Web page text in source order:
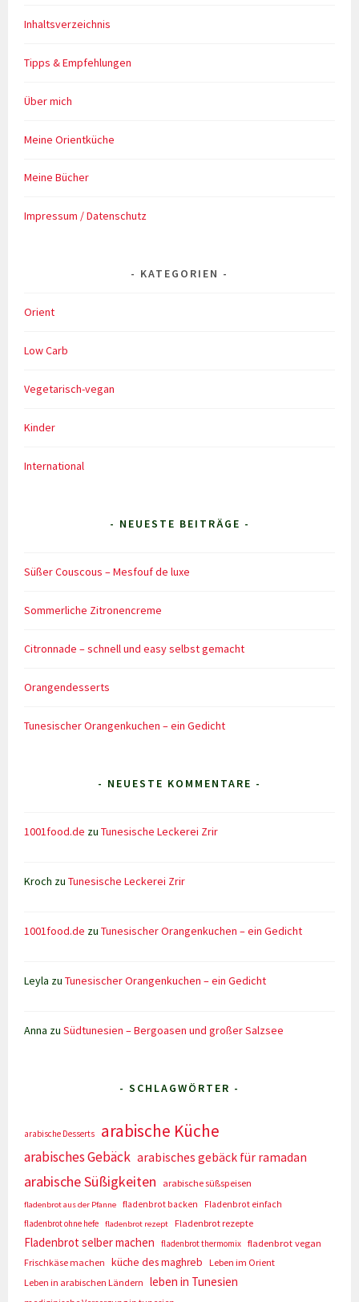
Inhaltsverzeichnis
Tipps & Empfehlungen
Über mich
Meine Orientküche
Meine Bücher
Impressum / Datenschutz
KATEGORIEN
Orient
Low Carb
Vegetarisch-vegan
Kinder
International
- NEUESTE BEITRÄGE -
Süßer Couscous – Mesfouf de luxe
Sommerliche Zitronencreme
Citronnade – schnell und easy selbst gemacht
Orangendesserts
Tunesischer Orangenkuchen – ein Gedicht
- NEUESTE KOMMENTARE -
1001food.de zuTunesische Leckerei Zrir
Kroch zuTunesische Leckerei Zrir
1001food.de zuTunesischer Orangenkuchen – ein Gedicht
Leyla zuTunesischer Orangenkuchen – ein Gedicht
Anna zuSüdtunesien – Bergoasen und großer Salzsee
- SCHLAGWÖRTER -
arabische Desserts arabische Küche
arabisches Gebäck arabisches gebäck für ramadan
arabische Süßigkeiten arabische süßspeisen
fladenbrot aus der Pfanne fladenbrot backen
Fladenbrot einfach
fladenbrot ohne hefe
fladenbrot rezept Fladenbrot rezepte
Fladenbrot selber machen fladenbrot thermomix fladenbrot vegan
Frischkäse machen
küche des maghreb
Leben im Orient
Leben in arabischen Ländern
leben in Tunesien